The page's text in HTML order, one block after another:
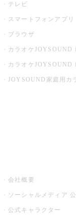
テレビ
スマートフォンアプリ
ブラウザ
カラオケJOYSOUND
カラオケJOYSOUND
JOYSOUND家庭用カ
会社概要
ソーシャルメディア
公式キャラクター